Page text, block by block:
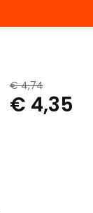
€ 4,74
€ 4,35